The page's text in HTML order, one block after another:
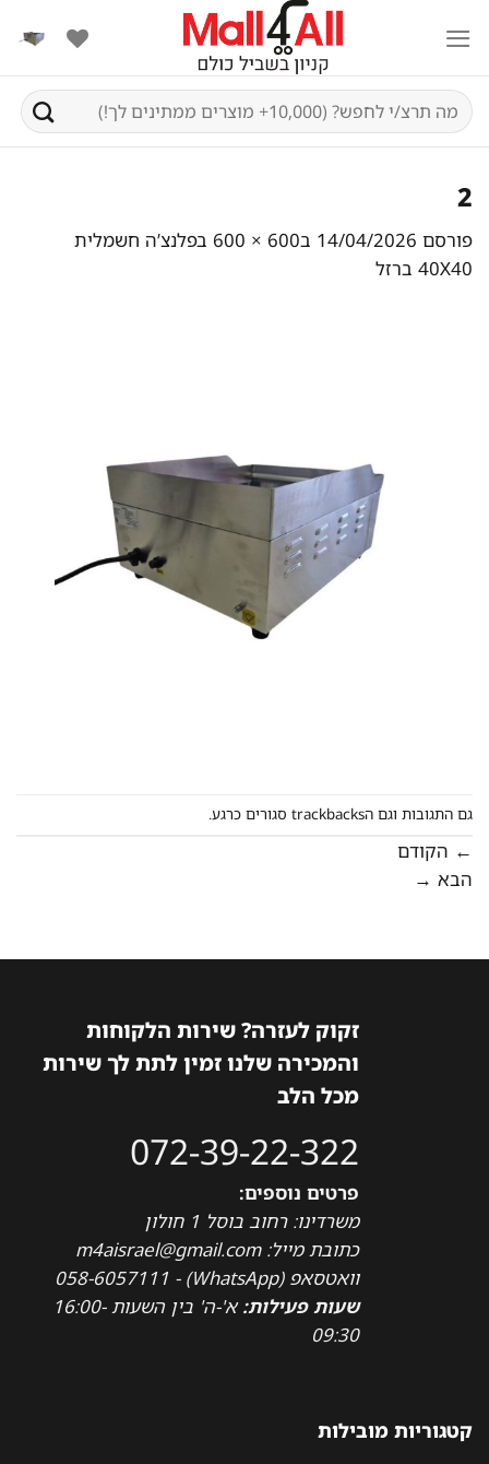
content
חיפוש
עבור:
2
פורסם 14/04/2026 ב600 × 600 בפלנצ’ה חשמלית
40X40 ברזל
גם התגובות וגם הtrackbacks סגורים כרגע.
← הקודם
הבא →
זקוק לעזרה? שירות הלקוחות
והמכירה שלנו זמין לתת לך שירות
מכל הלב
072-39-22-322
פרטים נוספים:
משרדינו: רחוב בוסל 1 חולון
כתובת מייל: m4aisrael@gmail.com
וואטסאפ (WhatsApp) - 058-6057111
שעות פעילות:
א'-ה' בין השעות 16:00-
09:30
קטגוריות מובילות